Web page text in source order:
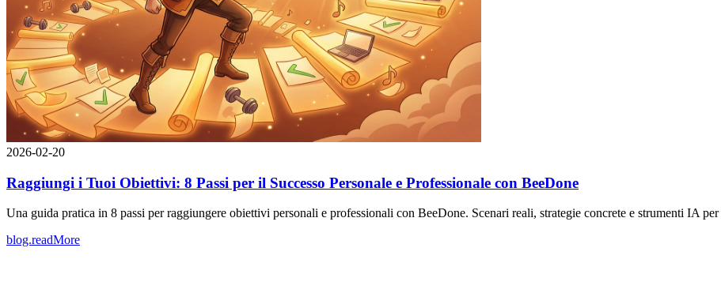
2026-02-20
Raggiungi i Tuoi Obiettivi: 8 Passi per il Successo Personale e Professionale con BeeDone
Una guida pratica in 8 passi per raggiungere obiettivi personali e professionali con BeeDone. Scenari reali, strategie concrete e strumenti IA
blog.readMore